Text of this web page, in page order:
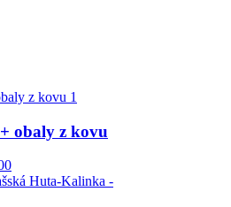
obaly z kovu
Huta-Kalinka -